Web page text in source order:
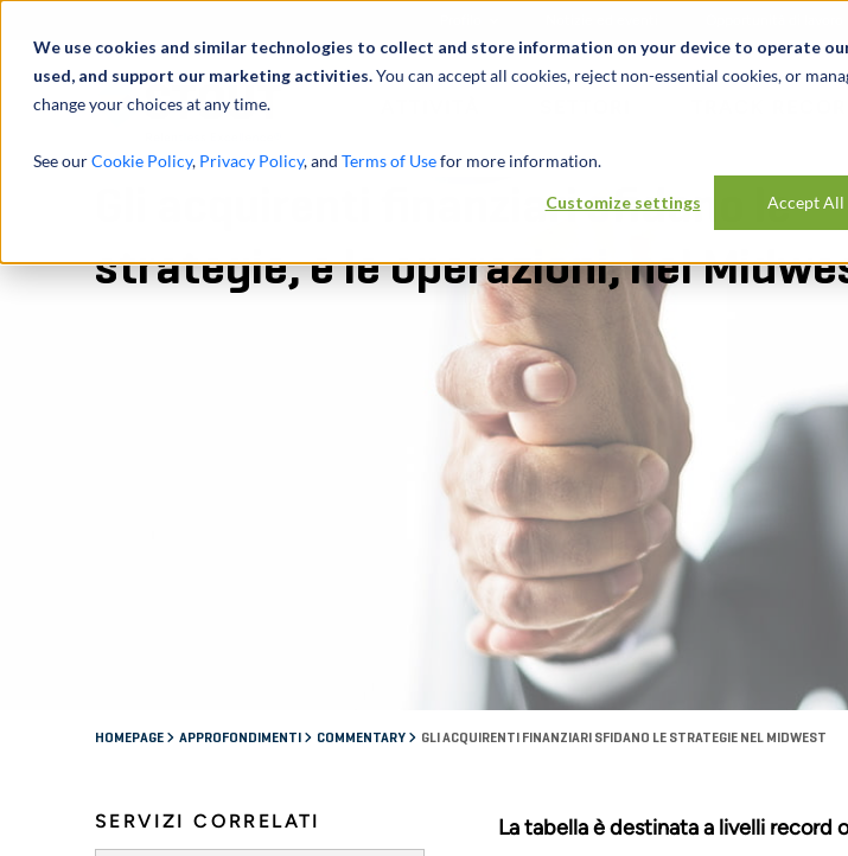
We use cookies and similar technologies to collect and store information on your device to operate
used, and support our marketing activities.You can accept all cookies, reject non-essential cookies, or
change your choices at any time.
See ourCookie Policy, Privacy Policy, and Terms of Usefor more information.
Customize settings Accept All
Gli acquirenti finanziari sfidano le
strategie, e le operazioni, nel
HOMEPAGE APPROFONDIMENTI COMMENTARY GLI ACQUIRENTI FINANZIARI SFIDANO LE STRATEGIE NEL MIDWEST
SERVIZI CORRELATI La tabella è destinata a livelli record